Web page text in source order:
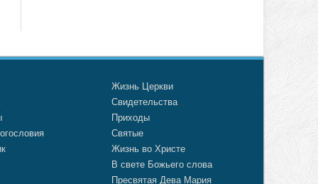
Жизнь Церкви
Свидетельства
Приходы
Святые
Жизнь во Христе
В свете Божьего слова
Пресвятая Дева Мария